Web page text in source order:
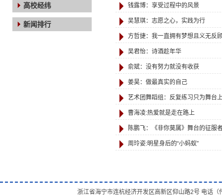
高校经纬
新闻排行
钱露博：享受过程中的风景
吴慧琪：志愿之心，实践为行
方哲捷：我一直拥有梦想且义无反
吴君怡：诗酒趁年华
俞斌：没有努力就没有收获
姜昊：做最真实的自己
艺术团舞蹈组：反复练习只为舞台
曹海凌:热爱就是走在路上
陈鹏飞：《非你莫属》舞台的征服
周玲姿:明星身后的“小蚂蚁”
浙江省海宁市连杭经济开发区高新区仰山路2号 电